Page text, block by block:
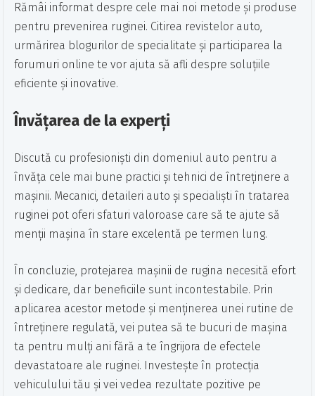
Rămâi informat despre cele mai noi metode și produse
pentru prevenirea ruginei. Citirea revistelor auto,
urmărirea blogurilor de specialitate și participarea la
forumuri online te vor ajuta să afli despre soluțiile
eficiente și inovative.
Învățarea de la experți
Discută cu profesioniști din domeniul auto pentru a
învăța cele mai bune practici și tehnici de întreținere a
mașinii. Mecanici, detaileri auto și specialiști în tratarea
ruginei pot oferi sfaturi valoroase care să te ajute să
menții mașina în stare excelentă pe termen lung.
În concluzie, protejarea mașinii de rugina necesită efort
și dedicare, dar beneficiile sunt incontestabile. Prin
aplicarea acestor metode și menținerea unei rutine de
întreținere regulată, vei putea să te bucuri de mașina
ta pentru mulți ani fără a te îngrijora de efectele
devastatoare ale ruginei. Investește în protecția
vehiculului tău și vei vedea rezultate pozitive pe